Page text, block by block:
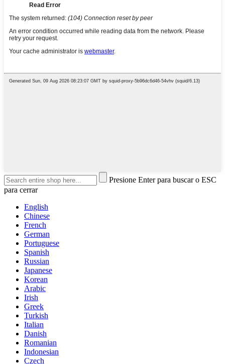
Presione Enter para buscar o ESC
para cerrar
English
Chinese
French
German
Portuguese
Spanish
Russian
Japanese
Korean
Arabic
Irish
Greek
Turkish
Italian
Danish
Romanian
Indonesian
Czech